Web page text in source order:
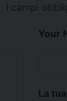
I campi
Your
La